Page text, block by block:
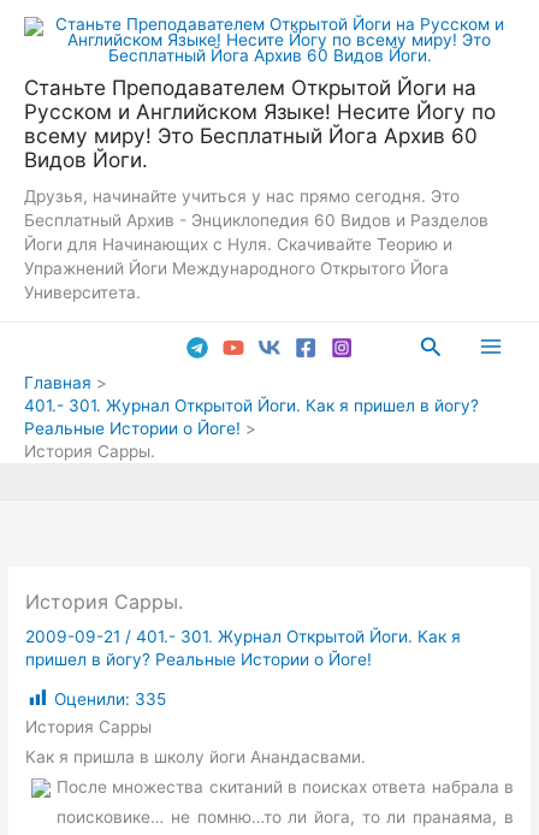
Перейти
Станьте Преподавателем Открытой Йоги на
Русском и Английском Языке! Несите Йогу по
всему миру! Это Бесплатный Йога Архив 60
Видов Йоги.
Друзья, начинайте учиться у нас прямо сегодня. Это
Бесплатный Архив - Энциклопедия 60 Видов и Разделов
Йоги для Начинающих с Нуля. Скачивайте Теорию и
Упражнений Йоги Международного Открытого Йога
Университета.
Поиск
Главная
401.- 301. Журнал Открытой Йоги. Как я пришел в йогу?
Реальные Истории о Йоге!
История Сарры.
История Сарры.
2009-09-21 /401.- 301. Журнал Открытой Йоги. Как я
пришел в йогу? Реальные Истории о Йоге!
Оценили: 335
История Сарры
Как я пришла в школу йоги Анандасвами.
После множества скитаний в поисках ответа набрала в
поисковике… не помню…то ли йога, то ли пранаяма, в